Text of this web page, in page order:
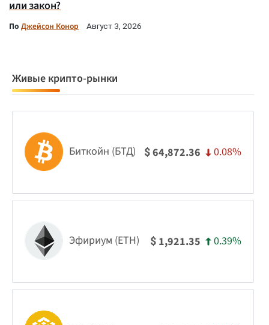
или закон?
По Джейсон Конор Август 3, 2026
Живые крипто-рынки
Биткойн (БТД) $64,872.36 0.08%
Эфириум (ETH) $ 1,921.35 0.39%